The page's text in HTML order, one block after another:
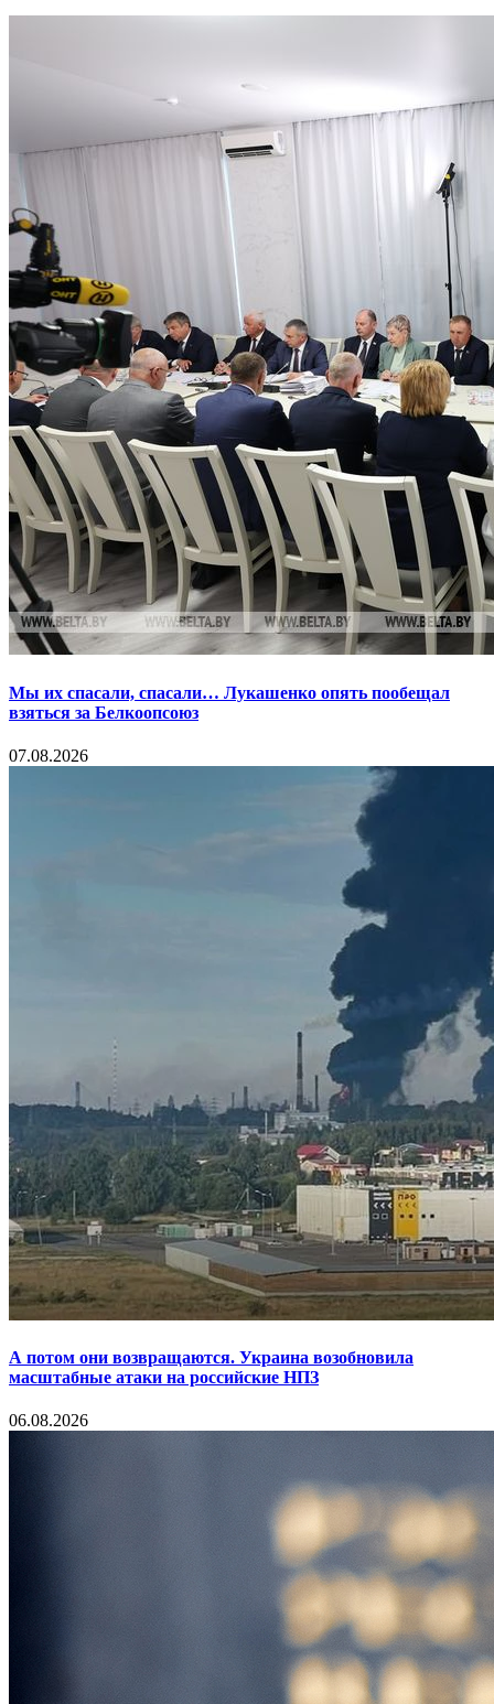
Мы их спасали, спасали… Лукашенко опять пообещал
взяться за Белкоопсоюз
07.08.2026
А потом они возвращаются. Украина возобновила
масштабные атаки на российские НПЗ
06.08.2026